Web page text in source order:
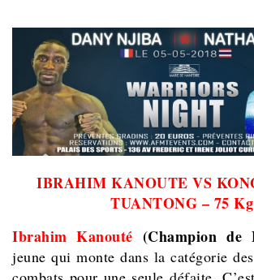
IBRAHIM KANOUTE VS
TUANTONG – 75 Kg
Ibrahim Kanouté (Champion de
jeune qui monte dans la catégorie